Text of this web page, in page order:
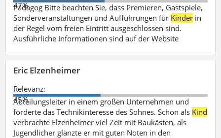
47%
Pädagog Bitte beachten Sie, dass Premieren, Gastspiele,
Sonderveranstaltungen und Aufführungen für Kinder in
der Regel vom freien Eintritt ausgeschlossen sind.
Ausführliche Informationen sind auf der Website
Eric Elzenheimer
Relevanz:
45%
Abteilungsleiter in einem großen Unternehmen und
förderte das Technikinteresse des Sohnes. Schon als Kind
verbrachte Elzenheimer viel Zeit mit Baukästen, als
Jugendlicher glänzte er mit guten Noten in den